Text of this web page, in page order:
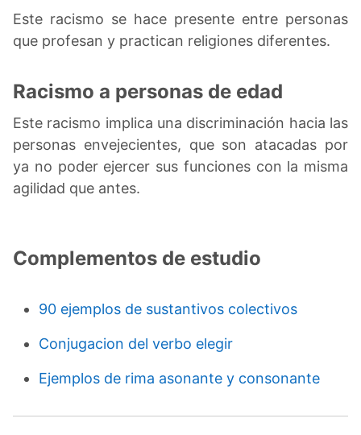
Este racismo se hace presente entre personas
que profesan y practican religiones diferentes.
Racismo a personas de edad
Este racismo implica una discriminación hacia las
personas envejecientes, que son atacadas por
ya no poder ejercer sus funciones con la misma
agilidad que antes.
Complementos de estudio
90 ejemplos de sustantivos colectivos
Conjugacion del verbo elegir
Ejemplos de rima asonante y consonante